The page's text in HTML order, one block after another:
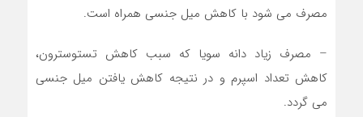
مصرف می شود با کاهش میل جنسی همراه است.
– مصرف زیاد دانه سویا که سبب کاهش تستوسترون،
کاهش تعداد اسپرم و در نتیجه کاهش یافتن میل جنسی
می گردد.